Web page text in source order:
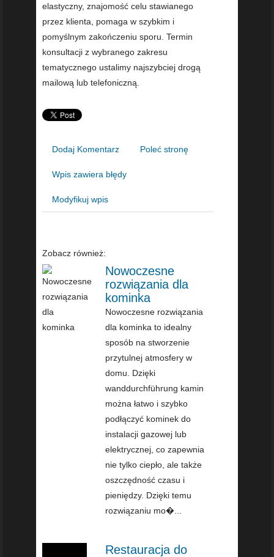
elastyczny, znajomość celu stawianego
przez klienta, pomaga w szybkim i
pomyślnym zakończeniu sporu. Termin
konsultacji z wybranego zakresu
tematycznego ustalimy najszybciej drogą
mailową lub telefoniczną.
Dodaj Komentarz Poleć stronę
Wpis zawiera błędy
Modyfikuj wpis
Zobacz również:
Nowoczesne
rozwiązania dla
kominka
Nowoczesne rozwiązania
dla kominka to idealny
sposób na stworzenie
przytulnej atmosfery w
domu. Dzięki
wanddurchführung kamin
można łatwo i szybko
podłączyć kominek do
instalacji gazowej lub
elektrycznej, co zapewnia
nie tylko ciepło, ale także
oszczędność czasu i
pieniędzy. Dzięki temu
rozwiązaniu mo�...
Restauracja do